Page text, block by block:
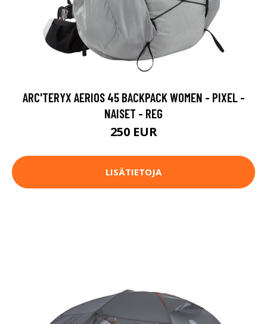
ARC'TERYX AERIOS 45 BACKPACK WOMEN - PIXEL -
NAISET - REG
250 EUR
LISÄTIETOJA